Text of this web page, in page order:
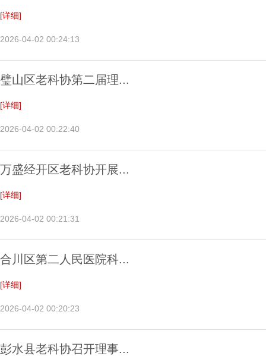
[详细]
2026-04-02 00:24:13
璧山区老科协第二届理...
[详细]
2026-04-02 00:22:40
万盛经开区老科协开展...
[详细]
2026-04-02 00:21:31
合川区第二人民医院科...
[详细]
2026-04-02 00:20:23
彭水县老科协召开理事...